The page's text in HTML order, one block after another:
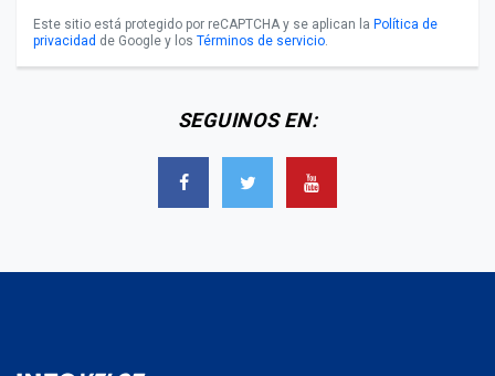
Este sitio está protegido por reCAPTCHA y se aplican la Política de
privacidad de Google y los Términos de servicio.
SEGUINOS EN: